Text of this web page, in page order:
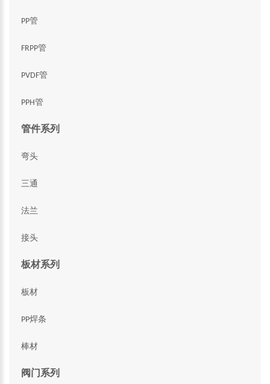
PP管
FRPP管
PVDF管
PPH管
管件系列
弯头
三通
法兰
接头
板材系列
板材
PP焊条
棒材
阀门系列